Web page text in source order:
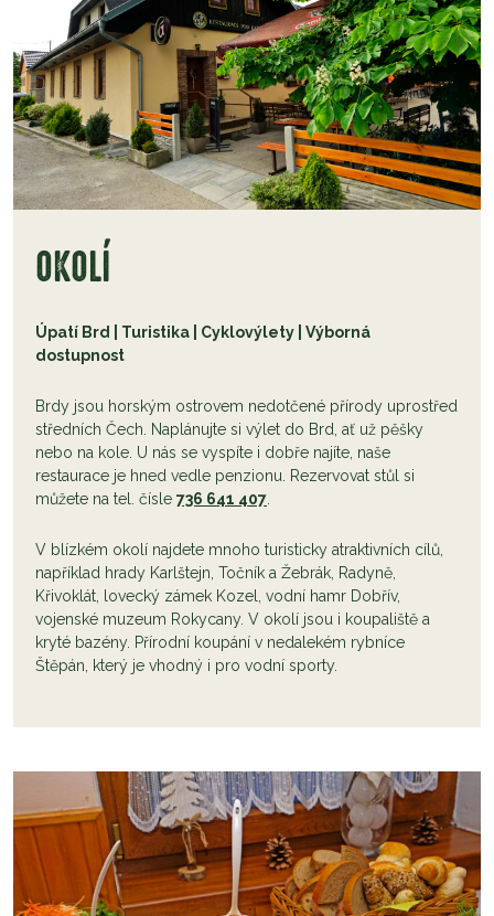
OKOLÍ
Úpatí Brd | Turistika | Cyklovýlety | Výborná
dostupnost
Brdy jsou horským ostrovem nedotčené přírody uprostřed
středních Čech. Naplánujte si výlet do Brd, ať už pěšky
nebo na kole. U nás se vyspíte i dobře najíte, naše
restaurace je hned vedle penzionu. Rezervovat stůl si
můžete na tel. čísle 736 641 407
V blízkém okolí najdete mnoho turisticky atraktivních cílů,
například hrady Karlštejn, Točník a Žebrák, Radyně,
Křivoklát, lovecký zámek Kozel, vodní hamr Dobřív,
vojenské muzeum Rokycany. V okolí jsou i koupaliště a
kryté bazény. Přírodní koupání v nedalekém rybníce
Štěpán, který je vhodný i pro vodní sporty.